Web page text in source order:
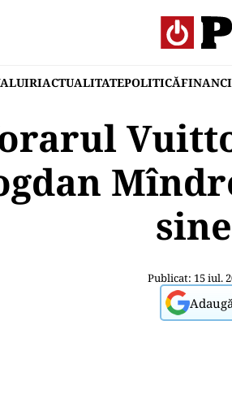
ACTUALITATEPOLITICĂ
Publicat: 15 iul.